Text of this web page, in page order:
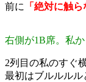
前に
「絶対に触ら
右側が1B席。私
2列目の私のすぐ
最初はブルルル